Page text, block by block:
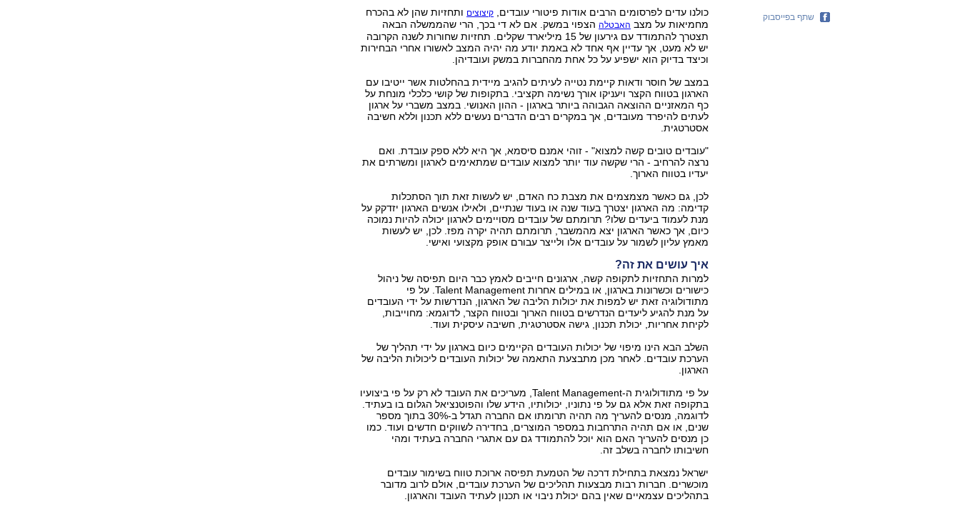
כולנו עדים לפרסומים הרבים אודות פיטורי עובדים, קיצוצים ותחזיות שהן לא בהכרח
מחמיאות על מצב האבטלההצפוי במשק. אם לא די בכך, הרי שהממשלה הבאה
תצטרך להתמודד עם גירעון של 15 מיליארד שקלים. תחזיות שחורות לשנה הקרובה
יש לא מעט, אך עדיין אף אחד לא באמת יודע מה יהיה המצב לאשורו אחרי הבחירות
וכיצד בדיוק הוא ישפיע על כל אחת מהחברות במשק ועובדיהן.
במצב של חוסר ודאות קיימת נטייה לעיתים להגיב מיידית בהחלטות אשר ייטיבו עם
הארגון בטווח הקצר ויעניקו אורך נשימה תקציבי. בתקופות של קושי כלכלי מונחת על
כף המאזניים ההוצאה הגבוהה ביותר בארגון - ההון האנושי. במצב משברי על ארגון
לעתים להיפרד מעובדים, אך במקרים רבים הדברים נעשים ללא תכנון וללא חשיבה
אסטרטגית.
"עובדים טובים קשה למצוא" - זוהי אמנם סיסמא, אך היא ללא ספק עובדת. ואם
נרצה להרחיב - הרי שקשה עוד יותר למצוא עובדים שמתאימים לארגון ומשרתים את
יעדיו בטווח הארוך.
לכן, גם כאשר מצמצמים את מצבת כח האדם, יש לעשות זאת תוך הסתכלות
קדימה: מה הארגון יצטרך בעוד שנה או בעוד שנתיים, ולאילו אנשים הארגון יזדקק על
מנת לעמוד ביעדים שלו? תרומתם של עובדים מסויימים לארגון יכולה להיות נמוכה
כיום, אך כאשר הארגון יצא מהמשבר, תרומתם תהיה יקרה מפז. לכן, יש לעשות
מאמץ עליון לשמור על עובדים אלו ולייצר עבורם אופק מקצועי ואישי.
איך עושים את זה?
למרות התחזיות לתקופה קשה, ארגונים חייבים לאמץ כבר היום תפיסה של ניהול
כישורים וכשרונות בארגון, או במילים אחרות Talent Management. על פי
מתודולוגיה זאת יש למפות את יכולות הליבה של הארגון, הנדרשות על ידי העובדים
על מנת להגיע ליעדים הנדרשים בטווח הארוך ובטווח הקצר, לדוגמא: מחוייבות,
לקיחת אחריות, יכולת תכנון, גישה אסטרטגית, חשיבה עיסקית ועוד.
השלב הבא הינו מיפוי של יכולות העובדים הקיימים כיום בארגון על ידי תהליך של
הערכת עובדים. לאחר מכן מתבצעת התאמה של יכולות העובדים ליכולות הליבה של
הארגון.
על פי מתודולוגית ה-Talent Management, מעריכים את העובד לא רק על פי ביצועיו
בתקופה זאת אלא גם על פי נתוניו, יכולותיו, הידע שלו והפוטנציאל הגלום בו בעתיד.
לדוגמה, מנסים להעריך מה תהיה תרומתו אם החברה תגדל ב-30% בתוך מספר
שנים, או אם תהיה התרחבות במספר המוצרים, בחדירה לשווקים חדשים ועוד. כמו
כן מנסים להעריך האם הוא יוכל להתמודד גם עם אתגרי החברה בעתיד ומהי
חשיבותו לחברה בשלב זה.
ישראל נמצאת בתחילת דרכה של הטמעת תפיסה ארוכת טווח בשימור עובדים
מוכשרים. חברות רבות מבצעות תהליכים של הערכת עובדים, אולם לרוב מדובר
בתהליכים עצמאיים שאין בהם יכולת ניבוי או תכנון לעתיד העובד והארגון.
שתף בפייסבוק